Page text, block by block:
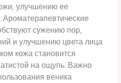
улучшению ее
Ароматерапевтические
сужению пор,
и улучшению цвета лица.
кожа становится
на ощупь. Важно
веника